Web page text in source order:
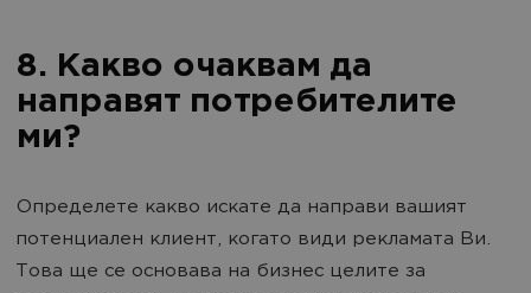
8. Какво очаквам да
направят потребителите
ми?
Определете какво искате да направи вашият
потенциален клиент, когато види рекламата Ви.
Това ще се основава на бизнес целите за